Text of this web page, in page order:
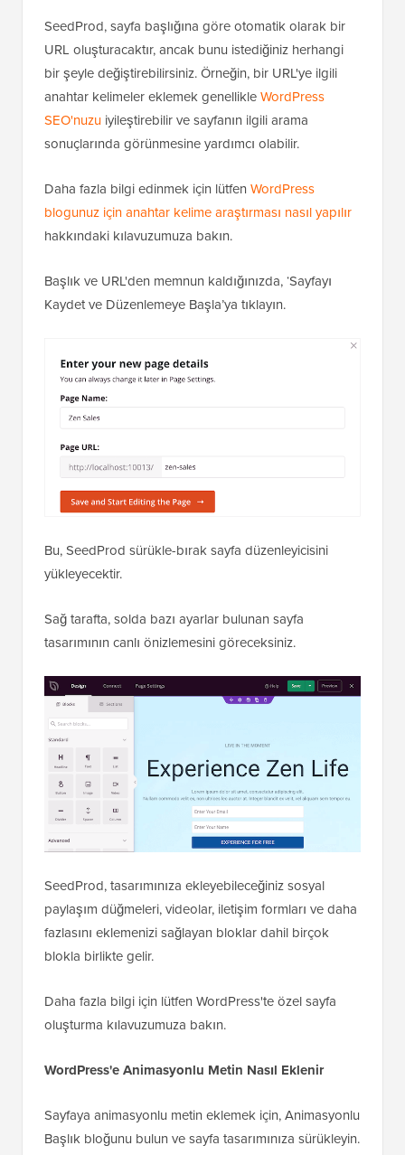
SeedProd, sayfa başlığına göre otomatik olarak bir
URL oluşturacaktır, ancak bunu istediğiniz herhangi
bir şeyle değiştirebilirsiniz. Örneğin, bir URL'ye ilgili
anahtar kelimeler eklemek genellikleWordPress
SEO'nuzu iyileştirebilir ve sayfanın ilgili arama
sonuçlarında görünmesine yardımcı olabilir.
Daha fazla bilgi edinmek için lütfen WordPress
blogunuz için anahtar kelime araştırması nasıl yapılır
hakkındaki kılavuzumuza bakın.
Başlık ve URL'den memnun kaldığınızda, ‘Sayfayı
Kaydet ve Düzenlemeye Başla’ya tıklayın.
Bu, SeedProd sürükle-bırak sayfa düzenleyicisini
yükleyecektir.
Sağ tarafta, solda bazı ayarlar bulunan sayfa
tasarımının canlı önizlemesini göreceksiniz.
SeedProd, tasarımınıza ekleyebileceğiniz sosyal
paylaşım düğmeleri, videolar, iletişim formları ve daha
fazlasını eklemenizi sağlayan bloklar dahil birçok
blokla birlikte gelir.
Daha fazla bilgi için lütfen WordPress'te özel sayfa
oluşturma kılavuzumuza bakın.
WordPress'e Animasyonlu Metin Nasıl Eklenir
Sayfaya animasyonlu metin eklemek için, Animasyonlu
Başlık bloğunu bulun ve sayfa tasarımınıza sürükleyin.